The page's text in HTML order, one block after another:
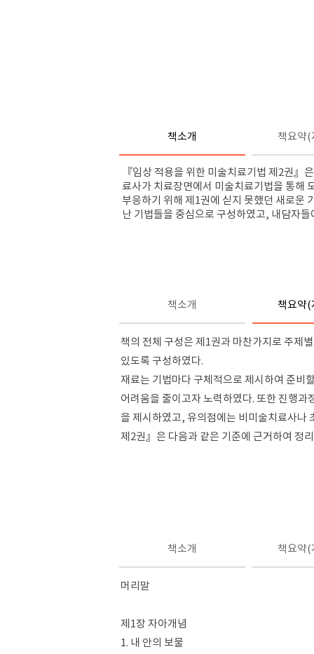
책소개 책요약(
『임상 적용을 위한 미술치료기법 제2권』
료사가 치료장면에서 미술치료기법을 통해
부응하기 위해 제1권에 싣지 못했던 새로운
난 기법들을 중심으로 구성하였고, 내담자
책소개 책요약(
책의 전체 구성은 제1권과 마찬가지로 주제
있도록 구성하였다.
재료는 기법마다 구체적으로 제시하여 준비
어려움을 줄이고자 노력하였다. 또한 진행
을 제시하였고, 유의점에는 비미술치료사나
제2권』은 다음과 같은 기준에 근거하여 정
책소개 책요약(
머리말
제1장 자아개념
1. 내 안의 보물